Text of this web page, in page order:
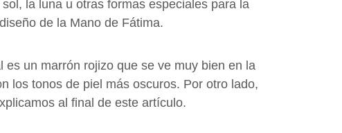
la luna u otras formas especiales para la
de la Mano de Fátima.
un marrón rojizo que se ve muy bien en la
los tonos de piel más oscuros. Por otro lado,
al final de este artículo.